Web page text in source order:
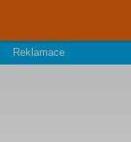
Reklamace